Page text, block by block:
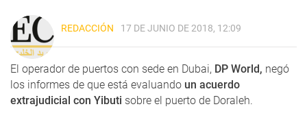
REDACCIÓN 17 DE JUNIO DE 2018, 12:09
El operador de puertos con sede en Dubai, DP World, negó
los informes de que está evaluando un acuerdo
extrajudicial con Yibuti sobre el puerto de Doraleh.